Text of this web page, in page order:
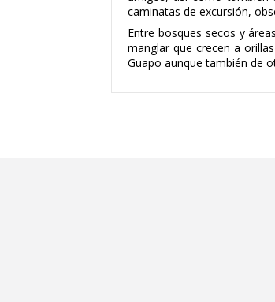
caminatas de excursión,
Entre bosques secos y
manglar que crecen a
Guapo aunque también de